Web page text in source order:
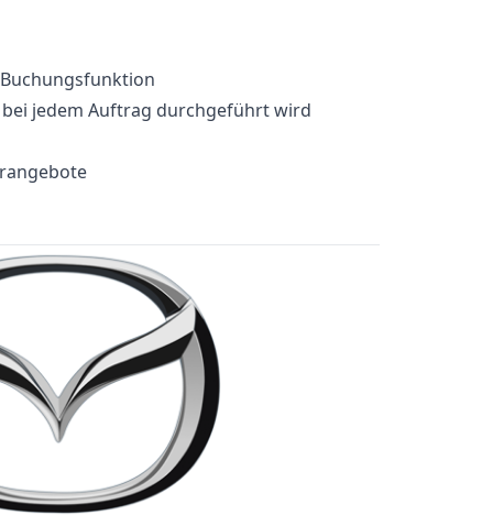
jedem Auftrag durchgeführt wird